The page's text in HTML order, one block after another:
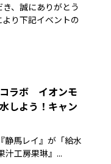
、誠にありがとう
り下記イベントの
ラボ イオンモ
しよう！キャン
静馬レイ』が「給水
汁工房果琳』...